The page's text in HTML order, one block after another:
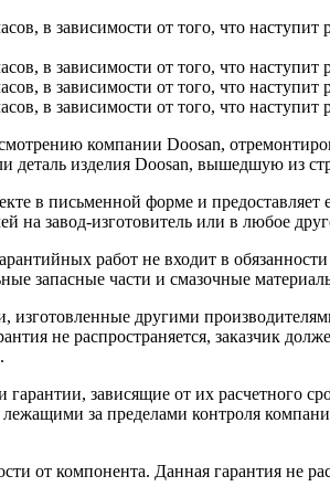
в зависимости от того, что
в зависимости от того, что
в зависимости от того, что
в зависимости от того, что
компании Doosan,
изделия Doosan, вышедшую из
в письменной форме и
на завод-изготовитель или в любое
работ не входит в
запасные части и смазочные
другими
не распространяется, заказчик
зависящие от их расчетного
за пределами контроля
от компонента. Данная гарантия не